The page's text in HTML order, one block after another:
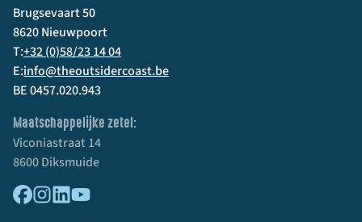
Brugsevaart 50
8620 Nieuwpoort
T:+32 (0)58/23 14 04
E:info@theoutsidercoast.be
BE 0457.020.943
Maatschappelijke zetel:
Viconiastraat 14
8600 Diksmuide